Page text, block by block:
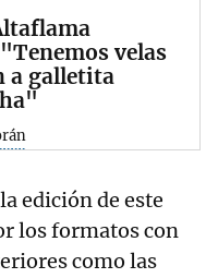
velas
a galletita
edición de este
los formatos con
como las